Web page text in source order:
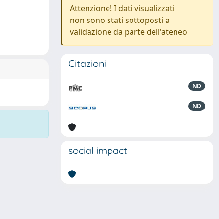
Attenzione! I dati visualizzati
non sono stati sottoposti a
validazione da parte dell'ateneo
Citazioni
ND
ND
social impact